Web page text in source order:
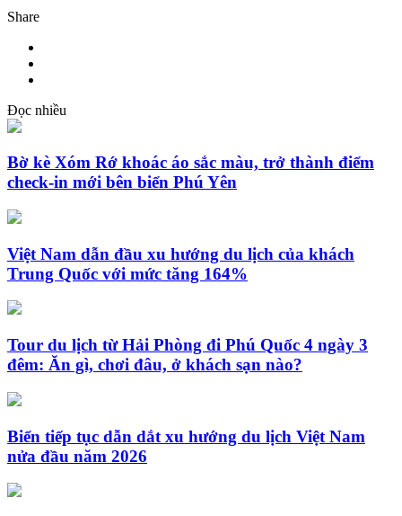
Share
Đọc nhiều
Bờ kè Xóm Rớ khoác áo sắc màu, trở thành điểm
check-in mới bên biển Phú Yên
Việt Nam dẫn đầu xu hướng du lịch của khách
Trung Quốc với mức tăng 164%
Tour du lịch từ Hải Phòng đi Phú Quốc 4 ngày 3
đêm: Ăn gì, chơi đâu, ở khách sạn nào?
Biển tiếp tục dẫn dắt xu hướng du lịch Việt Nam
nửa đầu năm 2026